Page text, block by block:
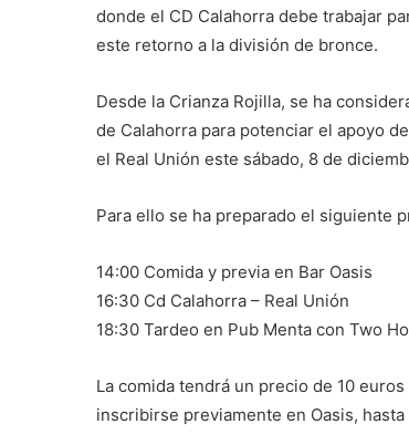
donde el CD Calahorra debe trabajar
este retorno a la división de bronce.
Desde la Crianza Rojilla, se ha
de Calahorra para potenciar el apoyo
el Real Unión este sábado, 8 de
Para ello se ha preparado el siguiente
14:00 Comida y previa en Bar Oasis
16:30 Cd Calahorra – Real Unión
18:30 Tardeo en Pub Menta con Two
La comida tendrá un precio de 10
inscribirse previamente en Oasis,